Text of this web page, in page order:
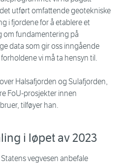
utført omfattende geotekniske
i fjordene for å etablere et
om fundamentering på
data som gir oss inngående
vi må ta hensyn til.
Halsafjorden og Sulafjorden,
FoU-prosjekter innen
tilføyer han.
i løpet av 2023
vegvesen anbefale